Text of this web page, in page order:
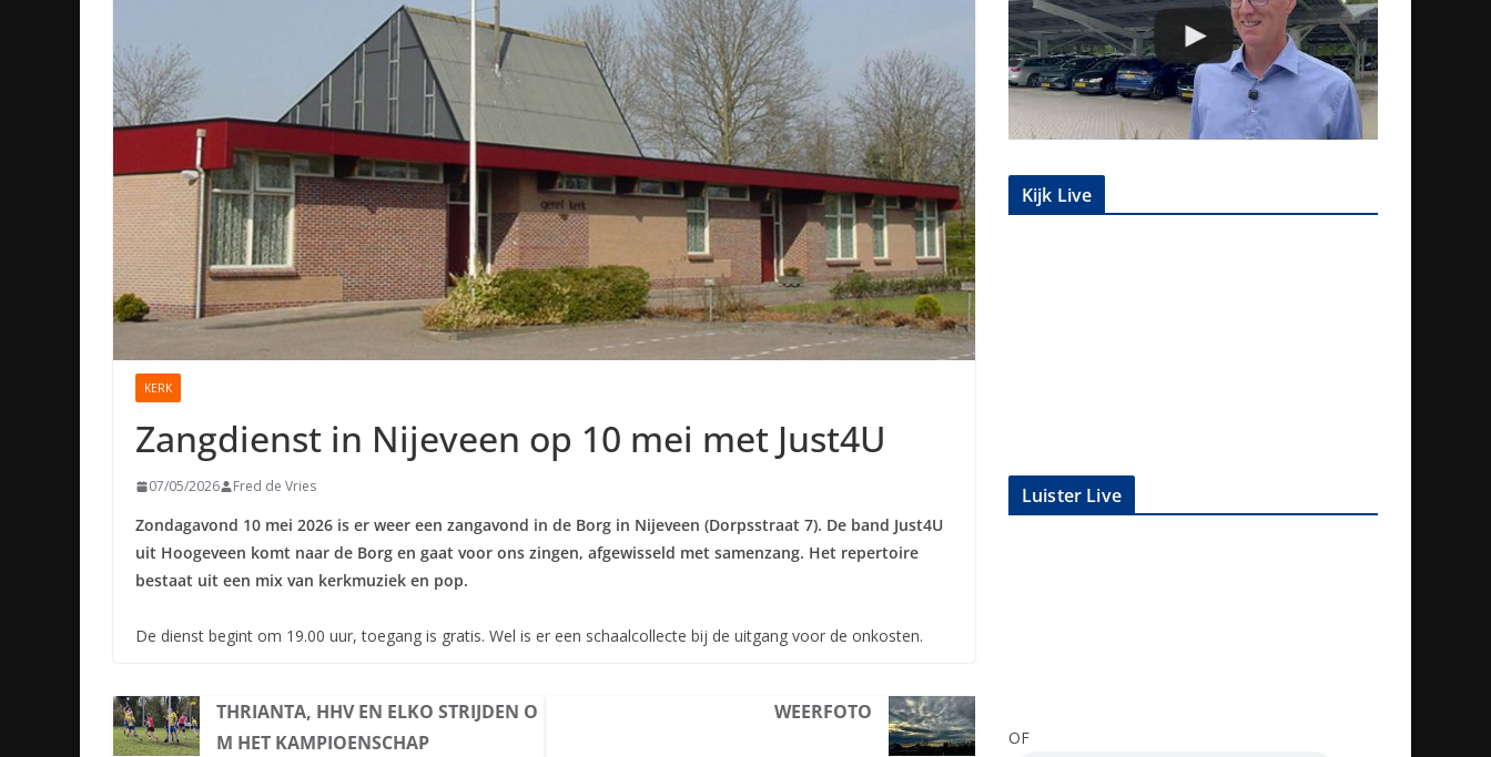
KERK
Zangdienst in Nijeveen op 10 mei met Just4U
07/05/2026 Fred de Vries
Zondagavond 10 mei 2026 is er weer een zangavond in de Borg in Nijeveen (Dorpsstraat 7). De band Just4U
uit Hoogeveen komt naar de Borg en gaat voor ons zingen, afgewisseld met samenzang. Het repertoire
bestaat uit een mix van kerkmuziek en pop.
De dienst begint om 19.00 uur, toegang is gratis. Wel is er een schaalcollecte bij de uitgang voor de onkosten.
THRIANTA, HHV EN ELKO STRIJDEN O
M HET KAMPIOENSCHAP
WEERFOTO
Kijk Live
Luister Live
OF